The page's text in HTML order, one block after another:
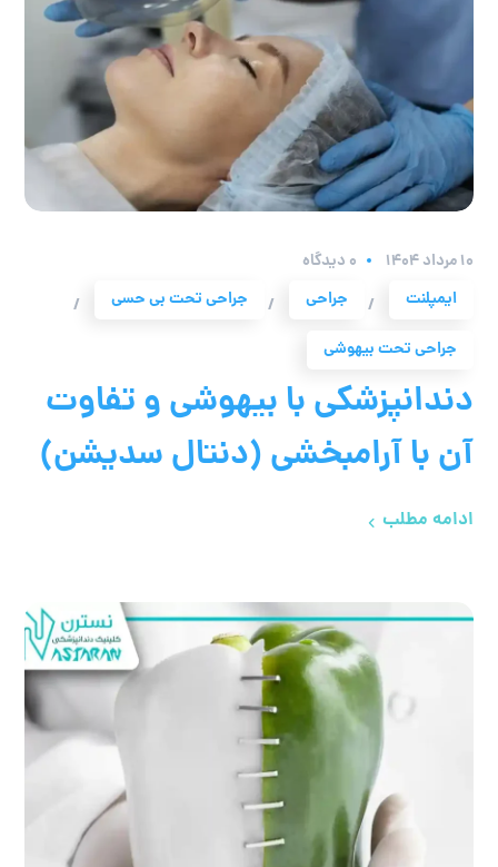
۱۰ مرداد ۱۴۰۴
0 دیدگاه
ایمپلنت
/ جراحی / جراحی تحت بی حسی
/
جراحی تحت بیهوشی
دندانپزشکی با بیهوشی و تفاوت
آن با آرامبخشی (دنتال سدیشن)
ادامه مطلب